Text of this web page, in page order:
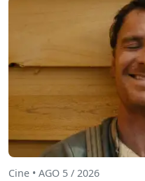
Cine • AGO 5 / 2026